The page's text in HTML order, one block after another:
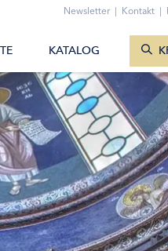
Newsletter | Kontakt |
KATALOG
ZUM